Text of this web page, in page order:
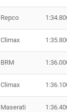
Repco
Climax
BRM
Climax
Maserati